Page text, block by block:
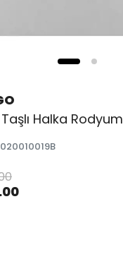
Halka Rodyum